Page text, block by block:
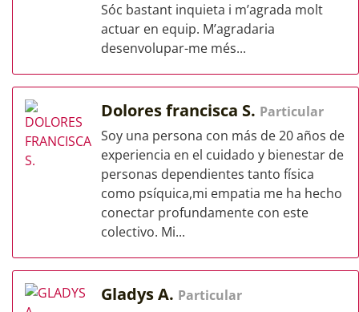
Sóc bastant inquieta i m’agrada molt
actuar en equip. M’agradaria
desenvolupar-me més...
Dolores francisca S. Particular
Soy una persona con más de 20 años de
experiencia en el cuidado y bienestar de
personas dependientes tanto física
como psíquica,mi empatia me ha hecho
conectar profundamente con este
colectivo. Mi...
Gladys A. Particular